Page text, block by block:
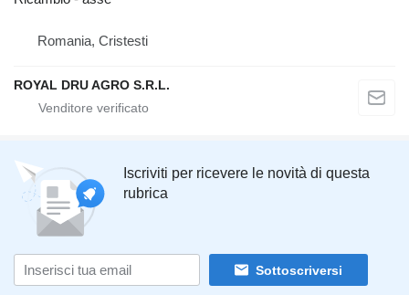
Romania, Cristesti
ROYAL DRU AGRO S.R.L.
Iscriviti per ricevere le novità di questa
rubrica
Sottoscriversi